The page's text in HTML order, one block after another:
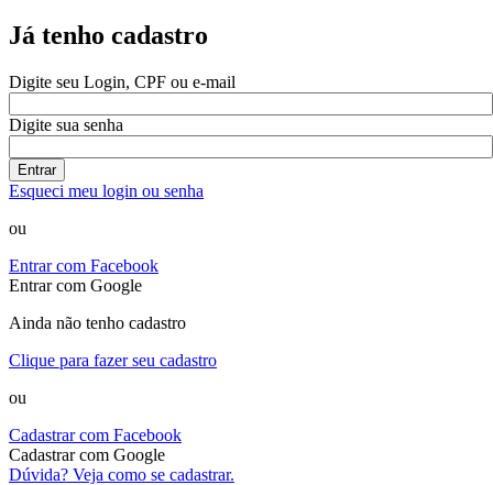
Já tenho cadastro
Digite seu Login, CPF ou e-mail
Digite sua senha
Entrar
Esqueci meu login ou senha
ou
Entrar com Facebook
Entrar com Google
Ainda não tenho cadastro
Clique para fazer seu cadastro
ou
Cadastrar com Facebook
Cadastrar com Google
Dúvida? Veja como se cadastrar.